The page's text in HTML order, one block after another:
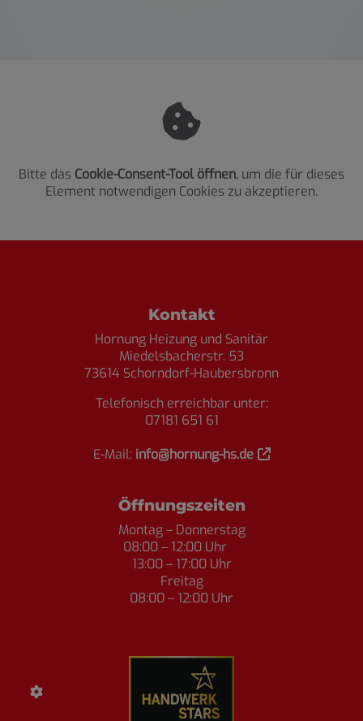
Bitte das Cookie-Consent-Tool öffnen, um die für dieses
Element notwendigen Cookies zu akzeptieren.
Kontakt
Hornung Heizung und Sanitär
Miedelsbacherstr. 53
73614 Schorndorf-Haubersbronn
Telefonisch erreichbar unter:
07181 651 61
E-Mail: info@hornung-hs.de
Öffnungszeiten
Montag – Donnerstag
08:00 – 12:00 Uhr
13:00 – 17:00 Uhr
Freitag
08:00 – 12:00 Uhr